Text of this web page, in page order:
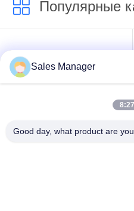
Популярные
гидравлические
Копёр
молоток
Sales Manager
Good day, what product are